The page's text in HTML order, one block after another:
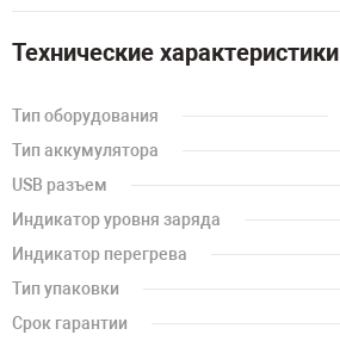
Технические характеристики
Тип оборудования
Тип аккумулятора
USB разъем
Индикатор уровня заряда
Индикатор перегрева
Тип упаковки
Срок гарантии